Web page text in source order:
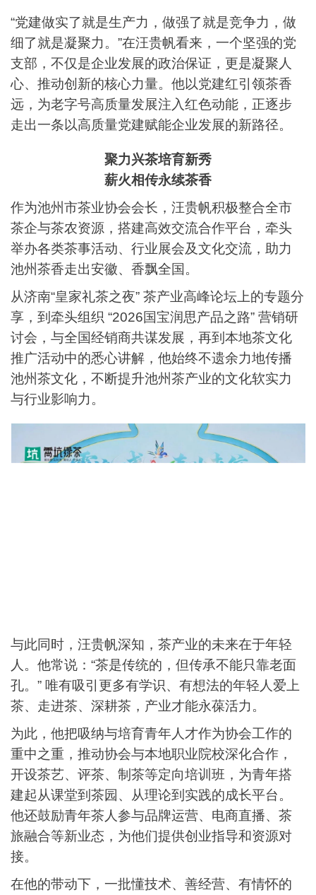
“党建做实了就是生产力，做强了就是竞争力，做
细了就是凝聚力。”在汪贵帆看来，一个坚强的党
支部，不仅是企业发展的政治保证，更是凝聚人
心、推动创新的核心力量。他以党建红引领茶香
远，为老字号高质量发展注入红色动能，正逐步
走出一条以高质量党建赋能企业发展的新路径。
聚力兴茶培育新秀
薪火相传永续茶香
作为池州市茶业协会会长，汪贵帆积极整合全市
茶企与茶农资源，搭建高效交流合作平台，牵头
举办各类茶事活动、行业展会及文化交流，助力
池州茶香走出安徽、香飘全国。
从济南“皇家礼茶之夜” 茶产业高峰论坛上的专题分
享，到牵头组织 “2026国宝润思产品之路” 营销研
讨会，与全国经销商共谋发展，再到本地茶文化
推广活动中的悉心讲解，他始终不遗余力地传播
池州茶文化，不断提升池州茶产业的文化软实力
与行业影响力。
与此同时，汪贵帆深知，茶产业的未来在于年轻
人。他常说：“茶是传统的，但传承不能只靠老面
孔。” 唯有吸引更多有学识、有想法的年轻人爱上
茶、走进茶、深耕茶，产业才能永葆活力。
为此，他把吸纳与培育青年人才作为协会工作的
重中之重，推动协会与本地职业院校深化合作，
开设茶艺、评茶、制茶等定向培训班，为青年搭
建起从课堂到茶园、从理论到实践的成长平台。
他还鼓励青年茶人参与品牌运营、电商直播、茶
旅融合等新业态，为他们提供创业指导和资源对
接。
在他的带动下，一批懂技术、善经营、有情怀的